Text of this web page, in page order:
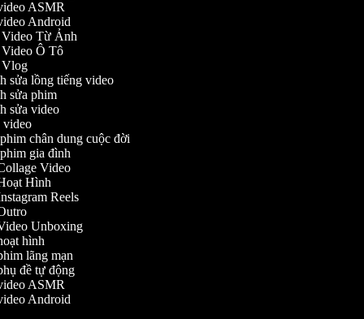
ASMR
Android
Video Từ Ảnh
Video Ô Tô
Vlog
sửa lồng tiếng video
sửa phim
sửa video
video
phim chân dung cuộc đời
gia đình
Video
Hình
Reels
Unboxing
hình
lãng mạn
đề tự động
ASMR
Android